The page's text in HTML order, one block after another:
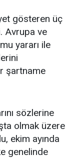
gösteren üç
Avrupa ve
yararı ile
şartname
sözlerine
olmak üzere
ekim ayında
genelinde